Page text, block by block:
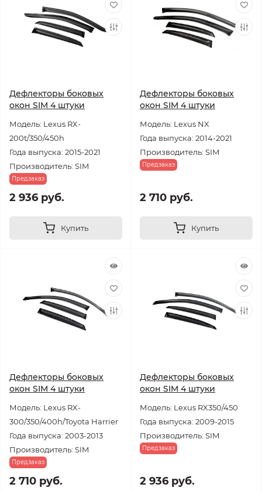
Дефлекторы боковых
окон SIM 4 штуки
Модель: Lexus RX-
200t/350/450h
Года выпуска: 2015-2021
Производитель: SIM
Предзаказ
2 936 руб.
Купить
Дефлекторы боковых
окон SIM 4 штуки
Модель: Lexus NX
Года выпуска: 2014-2021
Производитель: SIM
Предзаказ
2 710 руб.
Купить
Дефлекторы боковых
окон SIM 4 штуки
Модель: Lexus RX-
300/350/400h/Toyota Harrier
Года выпуска: 2003-2013
Производитель: SIM
Предзаказ
2 710 руб.
Дефлекторы боковых
окон SIM 4 штуки
Модель: Lexus RX350/450
Года выпуска: 2009-2015
Производитель: SIM
Предзаказ
2 936 руб.